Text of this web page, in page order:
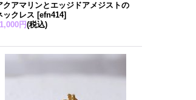
クアマリンとエッジドアメジストの
ックレス [efn414]
円(税込)